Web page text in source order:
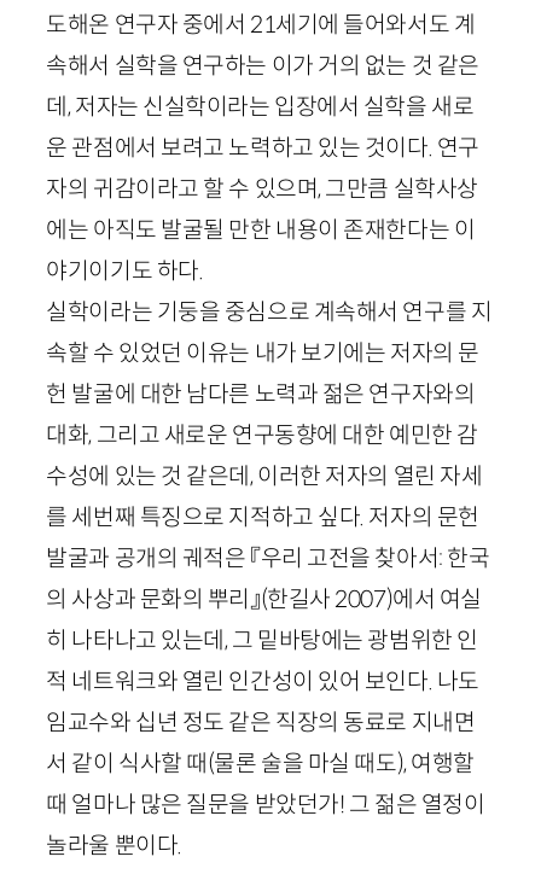
도해온 연구자 중에서 21세기에 들어와서도 계
속해서 실학을 연구하는 이가 거의 없는 것 같은
데, 저자는 신실학이라는 입장에서 실학을 새로
운 관점에서 보려고 노력하고 있는 것이다. 연구
자의 귀감이라고 할 수 있으며, 그만큼 실학사상
에는 아직도 발굴될 만한 내용이 존재한다는 이
야기이기도 하다.
실학이라는 기둥을 중심으로 계속해서 연구를 지
속할 수 있었던 이유는 내가 보기에는 저자의 문
헌 발굴에 대한 남다른 노력과 젊은 연구자와의
대화, 그리고 새로운 연구동향에 대한 예민한 감
수성에 있는 것 같은데, 이러한 저자의 열린 자세
를 세번째 특징으로 지적하고 싶다. 저자의 문헌
발굴과 공개의 궤적은 『우리 고전을 찾아서: 한국
의 사상과 문화의 뿌리』(한길사 2007)에서 여실
히 나타나고 있는데, 그 밑바탕에는 광범위한 인
적 네트워크와 열린 인간성이 있어 보인다. 나도
임교수와 십년 정도 같은 직장의 동료로 지내면
서 같이 식사할 때(물론 술을 마실 때도), 여행할
때 얼마나 많은 질문을 받았던가! 그 젊은 열정이
놀라울 뿐이다.